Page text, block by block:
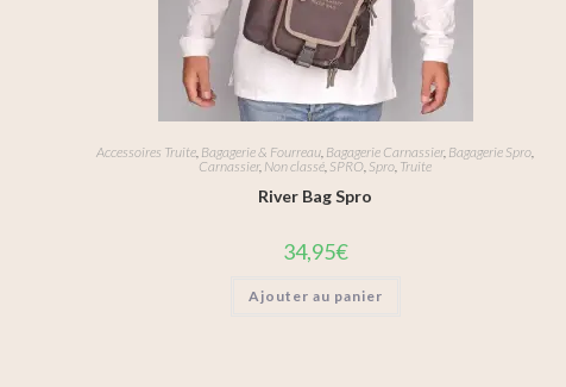
Accessoires Truite, Bagagerie & Fourreau, Bagagerie Carnassier, Bagagerie Spro,
Carnassier, Non classé, SPRO, Spro, Truite
River Bag Spro
34,95€
Ajouter au panier